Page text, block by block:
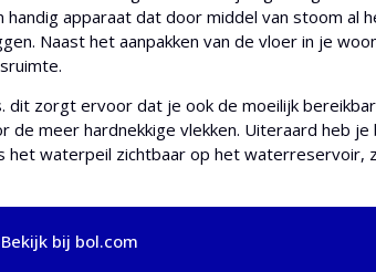
handig apparaat dat door middel van stoom al
Naast het aanpakken van de vloer in je
zorgt ervoor dat je ook de moeilijk
meer hardnekkige vlekken. Uiteraard heb
het waterpeil zichtbaar op het waterreservoir,
Bekijk bij bol.com